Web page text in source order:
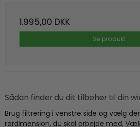
1.995,00 DKK
Se produkt
Sådan finder du dit tilbehør til din
Brug filtrering i venstre side og vælg
rørdimension, du skal arbejde med.